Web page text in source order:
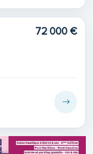
72 000 €